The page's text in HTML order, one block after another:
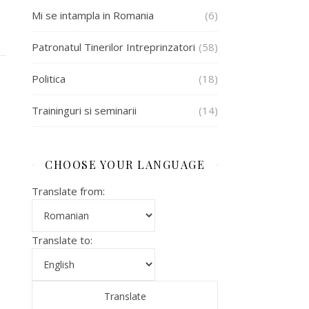
Mi se intampla in Romania (6)
Patronatul Tinerilor Intreprinzatori (58)
Politica (18)
Traininguri si seminarii (14)
CHOOSE YOUR LANGUAGE
Translate from:
Translate to: